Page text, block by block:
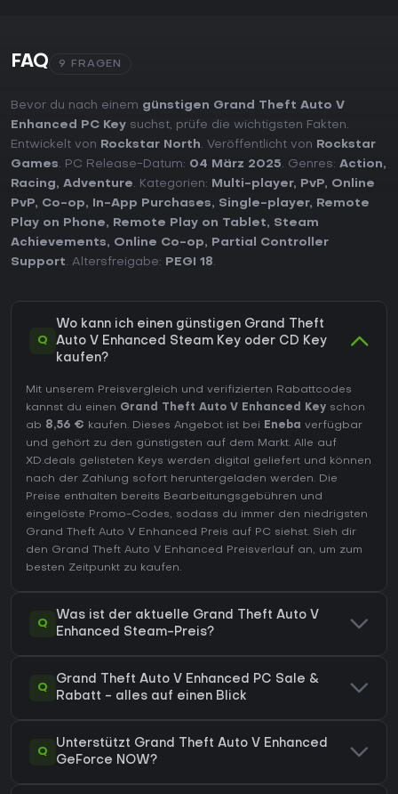
FAQ 9 FRAGEN
Bevor du nach einem günstigen Grand Theft Auto V
Enhanced PC Key suchst, prüfe die wichtigsten Fakten.
Entwickelt von
Rockstar North. Veröffentlicht von
Rockstar
Games. PC Release-Datum: 04 März 2025. Genres: Action,
Racing, Adventure. Kategorien: Multi-player, PvP, Online
PvP, Co-op, In-App Purchases, Single-player,
Remote
Play on Phone, Remote Play on Tablet, Steam
Achievements, Online Co-op,
Partial Controller
Support. Altersfreigabe: PEGI 18.
Q
Wo kann ich einen günstigen Grand Theft
Auto V Enhanced Steam Key oder CD Key
kaufen?
Mit unserem Preisvergleich und verifizierten Rabattcodes
kannst du einen Grand Theft Auto V Enhanced Key schon
ab 8,56 € kaufen. Dieses Angebot ist bei Eneba verfügbar
und gehört zu den günstigsten auf dem Markt. Alle auf
XD.deals gelisteten Keys werden digital geliefert und können
nach der Zahlung sofort heruntergeladen werden. Die
Preise enthalten bereits Bearbeitungsgebühren und
eingelöste Promo-Codes, sodass du immer den niedrigsten
Grand Theft Auto V Enhanced Preis auf PC siehst. Sieh dir
den Grand Theft Auto V Enhanced Preisverlauf an, um zum
besten Zeitpunkt zu kaufen.
Q
Was ist der aktuelle Grand Theft Auto V
Enhanced Steam-Preis?
Q
Grand Theft Auto V Enhanced PC Sale &
Rabatt - alles auf einen Blick
Q
Unterstützt Grand Theft Auto V Enhanced
GeForce NOW?